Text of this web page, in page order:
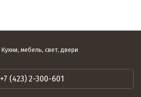
мебель, свет, двери
+7 (423) 2-300-601